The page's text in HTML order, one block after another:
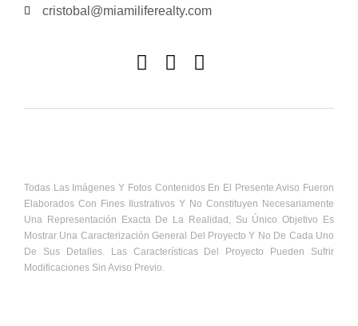
cristobal@miamiliferealty.com
Todas Las Imágenes Y Fotos Contenidos En El Presente Aviso Fueron
Elaborados Con Fines Ilustrativos Y No Constituyen Necesariamente
Una Representación Exacta De La Realidad, Su Único Objetivo Es
Mostrar Una Caracterización General Del Proyecto Y No De Cada Uno
De Sus Detalles. Las Características Del Proyecto Pueden Sufrir
Modificaciones Sin Aviso Previo.